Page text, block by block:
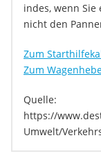
indes, wenn
nicht den
Zum
Zum
Quelle:
https://
Umwelt/